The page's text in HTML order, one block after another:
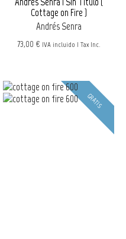
Cottage on Fire )
Andrés Senra
73,00 € IVA incluido | Tax Inc.
GRATIS